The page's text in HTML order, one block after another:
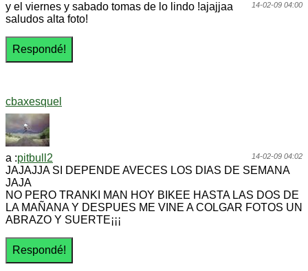
14-02-09 04:00
y el viernes y sabado tomas de lo lindo !ajajjaa
saludos alta foto!
cbaxesquel
14-02-09 04:02
a :pitbull2
JAJAJJA SI DEPENDE AVECES LOS DIAS DE SEMANA
JAJA
NO PERO TRANKI MAN HOY BIKEE HASTA LAS DOS DE
LA MAÑANA Y DESPUES ME VINE A COLGAR FOTOS UN
ABRAZO Y SUERTE¡¡¡